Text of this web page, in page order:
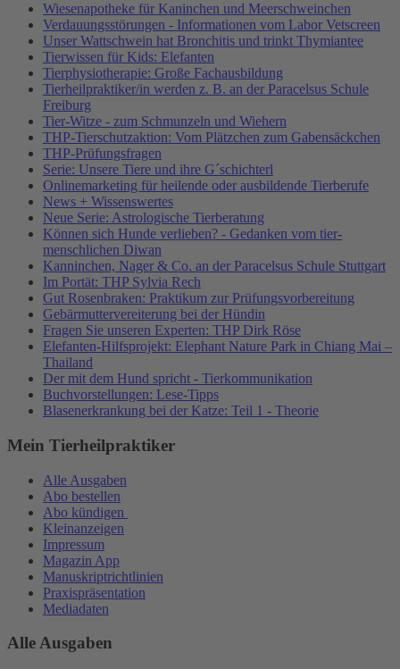
Wiesenapotheke für Kaninchen und Meerschweinchen
Verdauungsstörungen - Informationen vom Labor Vetscreen
Unser Wattschwein hat Bronchitis und trinkt Thymiantee
Tierwissen für Kids: Elefanten
Tierphysiotherapie: Große Fachausbildung
Tierheilpraktiker/in werden z. B. an der Paracelsus Schule
Freiburg
Tier-Witze - zum Schmunzeln und Wiehern
THP-Tierschutzaktion: Vom Plätzchen zum Gabensäckchen
THP-Prüfungsfragen
Serie: Unsere Tiere und ihre G´schichterl
Onlinemarketing für heilende oder ausbildende Tierberufe
News + Wissenswertes
Neue Serie: Astrologische Tierberatung
Können sich Hunde verlieben? - Gedanken vom tier-
menschlichen Diwan
Kanninchen, Nager & Co. an der Paracelsus Schule Stuttgart
Im Portät: THP Sylvia Rech
Gut Rosenbraken: Praktikum zur Prüfungsvorbereitung
Gebärmuttervereiterung bei der Hündin
Fragen Sie unseren Experten: THP Dirk Röse
Elefanten-Hilfsprojekt: Elephant Nature Park in Chiang Mai –
Thailand
Der mit dem Hund spricht - Tierkommunikation
Buchvorstellungen: Lese-Tipps
Blasenerkrankung bei der Katze: Teil 1 - Theorie
Mein Tierheilpraktiker
Alle Ausgaben
Abo bestellen
Abo kündigen
Kleinanzeigen
Impressum
Magazin App
Manuskriptrichtlinien
Praxispräsentation
Mediadaten
Alle Ausgaben